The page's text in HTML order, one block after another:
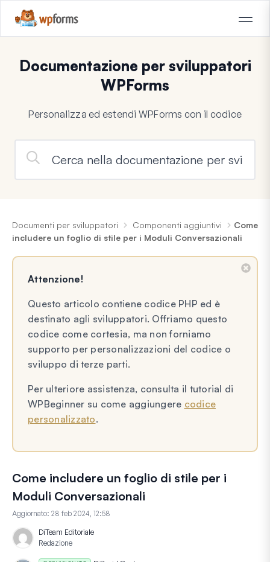
Documentazione per sviluppatori
WPForms
Personalizza ed estendi WPForms con il codice
Documenti per sviluppatori Componenti aggiuntivi
Come
includere un foglio di stile per i Moduli Conversazionali
Attenzione!
Questo articolo contiene codice PHP ed è
destinato agli sviluppatori. Offriamo questo
codice come cortesia, ma non forniamo
supporto per personalizzazioni del codice o
sviluppo di terze parti.
Per ulteriore assistenza, consulta il tutorial di
WPBeginner su come aggiungere codice
personalizzato.
Come includere un foglio di stile per i
Moduli Conversazionali
Aggiornato: 28 feb 2024, 12:58
DiTeam Editoriale
Redazione